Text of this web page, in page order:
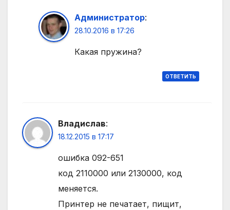
Администратор:
28.10.2016 в 17:26
Какая пружина?
ОТВЕТИТЬ
Владислав:
18.12.2015 в 17:17
ошибка 092-651
код 2110000 или 2130000, код
меняется.
Принтер не печатает, пищит,